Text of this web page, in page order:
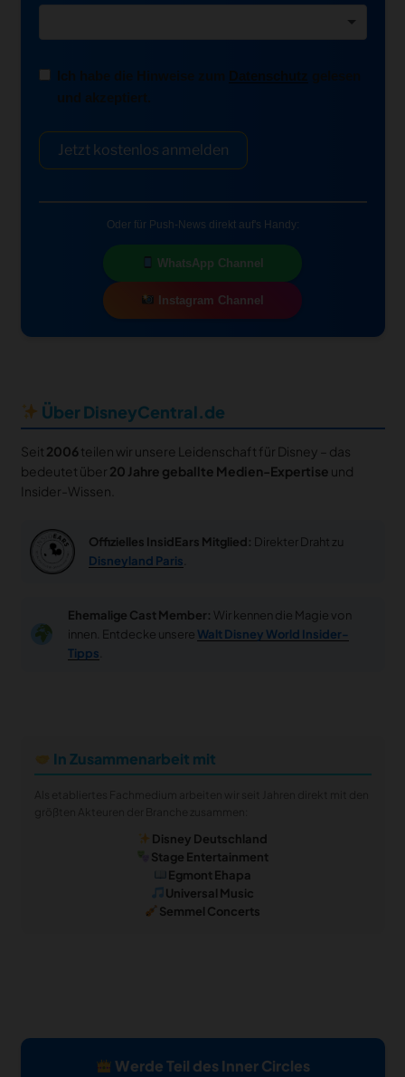
Ich habe die Hinweise zum Datenschutz
und akzeptiert.
Jetzt kostenlos anmelden
Oder für Push-News direkt auf's Handy:
WhatsApp Channel
Instagram Channel
Über DisneyCentral.de
Seit 2006teilen wir unsere Leidenschaft für Disney – das
bedeutet über 20 Jahre geballte Medien-Expertise und
Insider-Wissen.
Offizielles InsidEars Mitglied: Direkter Draht zu
Disneyland Paris
Ehemalige Cast Member: Wir kennen die Magie von
innen. Entdecke unsere Walt Disney World Insider-
Tipps
In Zusammenarbeit mit
Disney Deutschland
Stage Entertainment
Egmont Ehapa
Universal Music
Semmel Concerts
Werde Teil des Inner Circles